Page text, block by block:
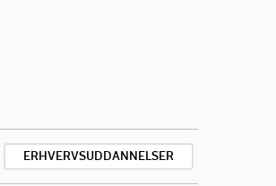
ERHVERVSUDDANNELSER